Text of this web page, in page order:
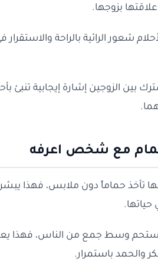
بزوجها.
شعور الرائية بالراحة
بين الزوجين إشارة إيجابية
مع شخص اعرفه
تأخذ حماماً دون ملابس، فهذا
حياتها.
يستحم وسط جمع من الناس، فهذا يعد
والحمد باستمرار.